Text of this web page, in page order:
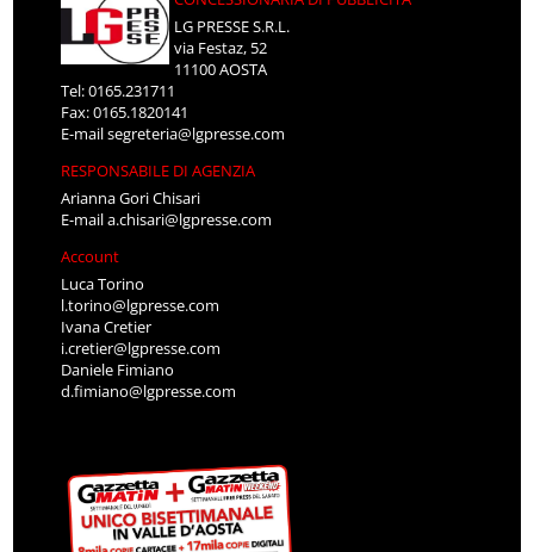
LG PRESSE S.R.L.
via Festaz, 52
11100 AOSTA
Tel: 0165.231711
Fax: 0165.1820141
E-mailsegreteria@lgpresse.com
RESPONSABILE DI AGENZIA
Arianna Gori Chisari
E-maila.chisari@lgpresse.com
Account
Luca Torino
l.torino@lgpresse.com
Ivana Cretier
i.cretier@lgpresse.com
Daniele Fimiano
d.fimiano@lgpresse.com